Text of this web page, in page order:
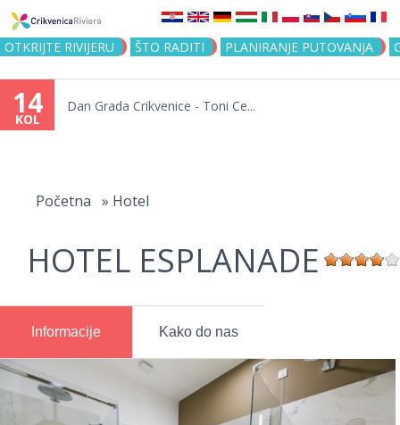
Jump to navigation
OTKRIJTE RIVIJERU ŠTO RADITI PLANIRANJE PUTOVANJA
14
KOL
Dan Grada Crikvenice - Toni Ce...
Početna » Hotel
HOTEL ESPLANADE
Informacije Kako do nas